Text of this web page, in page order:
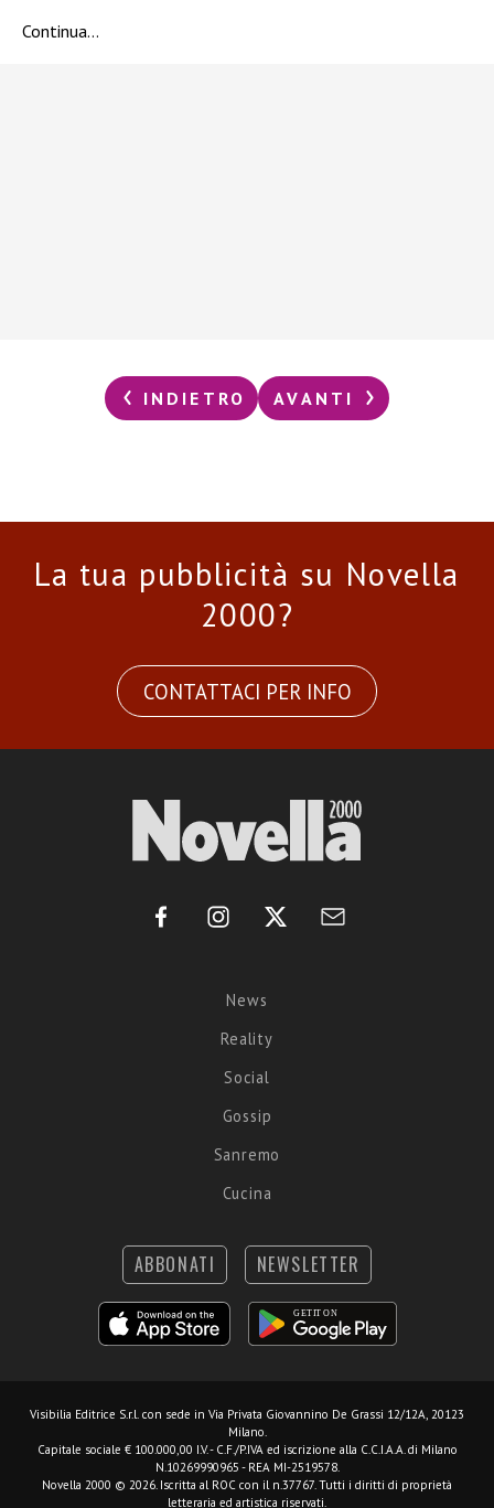
Continua…
INDIETRO AVANTI
La tua pubblicità su Novella
2000?
CONTATTACI PER INFO
News
Reality
Social
Gossip
Sanremo
Cucina
ABBONATI NEWSLETTER
Visibilia Editrice S.r.l. con sede in Via Privata Giovannino De Grassi 12/12A, 20123
Milano.
Capitale sociale € 100.000,00 I.V. - C.F./P.IVA ed iscrizione alla C.C.I.A.A. di Milano
N.10269990965 - REA MI-2519578.
Novella 2000 © 2026. Iscritta al ROC con il n.37767. Tutti i diritti di proprietà
letteraria ed artistica riservati.